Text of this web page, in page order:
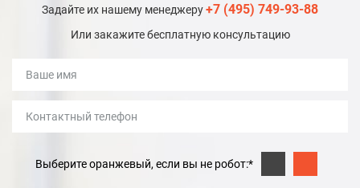
Задайте их нашему менеджеру+7 (495) 749-93-88
Или закажите бесплатную консультацию
Выберите оранжевый, если вы не робот:*